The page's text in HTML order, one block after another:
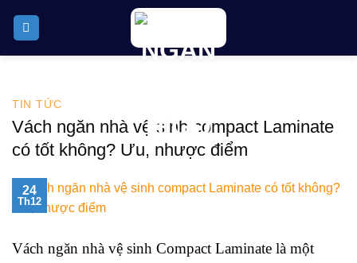
TIN TỨC
Vách ngăn nhà vệ sinh compact Laminate
có tốt không? Ưu, nhược điểm
24
Th12
Vách ngăn nhà vệ sinh Compact Laminate là một